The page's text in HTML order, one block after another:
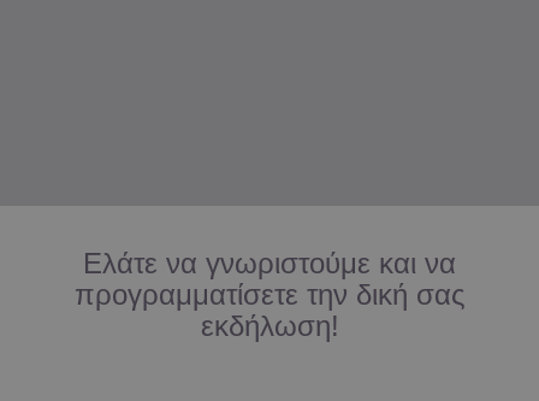
Ελάτε να γνωριστούμε και να
προγραμματίσετε την δική σας
εκδήλωση!